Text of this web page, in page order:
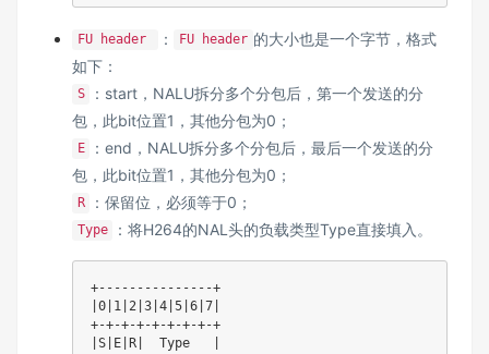
FU header ： FU header 的大小也是一个字节，格式
如下：
S
：start，NALU拆分多个分包后，第一个发送的分
包，此bit位置1，其他分包为0；
E
：end，NALU拆分多个分包后，最后一个发送的分
包，此bit位置1，其他分包为0；
R ：保留位，必须等于0；
Type ：将H264的NAL头的负载类型Type直接填入。
+---------------+
|0|1|2|3|4|5|6|7|
+-+-+-+-+-+-+-+-+
|S|E|R|  Type   |